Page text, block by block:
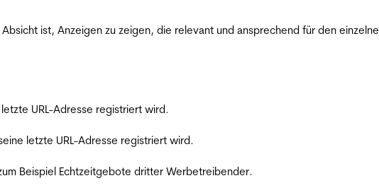
ist, Anzeigen zu zeigen, die relevant und ansprechend für den
URL-Adresse registriert wird.
letzte URL-Adresse registriert wird.
Beispiel Echtzeitgebote dritter Werbetreibender.